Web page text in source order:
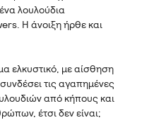
λουλούδια
H άνοιξη ήρθε και
ελκυστικό, με αίσθηση
τις αγαπημένες
από κήπους και
έτσι δεν είναι;